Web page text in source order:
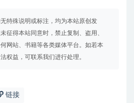
特殊说明或标注，均为本站原创发
征得本站同意时，禁止复制、盗用、
网站、书籍等各类媒体平台。如若本
权益，可联系我们进行处理。
链接